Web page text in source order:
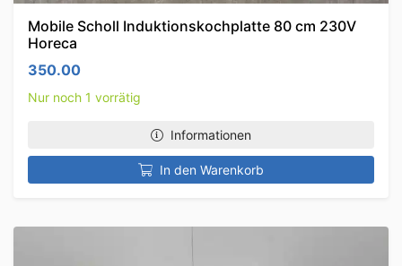
Mobile Scholl Induktionskochplatte 80 cm 230V
Horeca
350.00
Nur noch 1 vorrätig
Informationen
In den Warenkorb